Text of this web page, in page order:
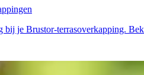
bij je Brustor-terrasoverkapping.